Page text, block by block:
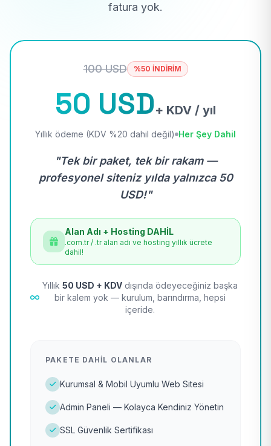
fatura yok.
100 USD %50 İNDİRİM
50 USD+ KDV / yıl
Yıllık ödeme (KDV %20 dahil değil) Her Şey Dahil
"Tek bir paket, tek bir rakam —
profesyonel siteniz yılda yalnızca 50
USD!"
Alan Adı + Hosting DAHİL
.com.tr / .tr alan adı ve hosting yıllık ücrete
dahil!
Yıllık 50 USD + KDV dışında ödeyeceğiniz başka
bir kalem yok — kurulum, barındırma, hepsi
içeride.
PAKETE DAHIL OLANLAR
Kurumsal & Mobil Uyumlu Web Sitesi
Admin Paneli — Kolayca Kendiniz Yönetin
SSL Güvenlik Sertifikası